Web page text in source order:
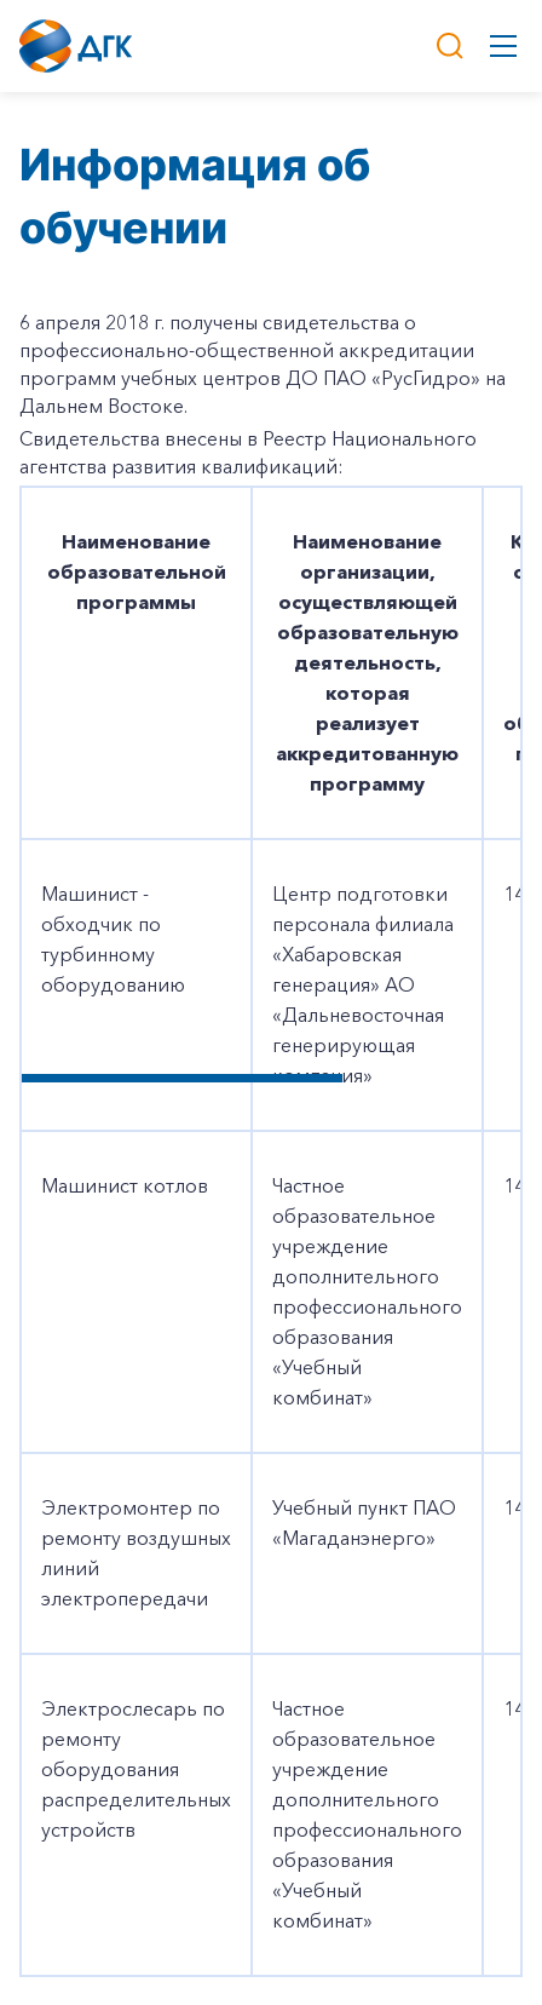
Информация об
обучении
6 апреля 2018 г. получены свидетельства о
профессионально-общественной аккредитации
программ учебных центров ДО ПАО «РусГидро» на
Дальнем Востоке.
Свидетельства внесены в Реестр Национального
агентства развития квалификаций:
Наименование
образовательной
программы
Наименование
организации,
осуществляющей
образовательную
деятельность,
которая
реализует
аккредитованную
программу
Машинист -
обходчик по
турбинному
оборудованию
Центр подготовки
персонала филиала
«Хабаровская
генерация» АО
«Дальневосточная
генерирующая
компания»
Машинист котлов
Частное
образовательное
учреждение
дополнительного
профессионального
образования
«Учебный
комбинат»
Электромонтер по
ремонту воздушных
линий
электропередачи
Учебный пункт ПАО
«Магаданэнерго»
Электрослесарь по
ремонту
оборудования
распределительных
устройств
Частное
образовательное
учреждение
дополнительного
профессионального
образования
«Учебный
комбинат»